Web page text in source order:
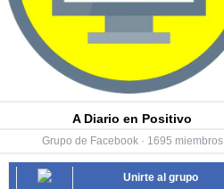
A Diario en Positivo
Grupo de Facebook · 1695 miembros
Unirte al grupo